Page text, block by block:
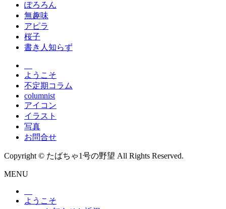
ぽろろん
無趣味
アピラ
桜子
書き人知らず
ようこそ
不定期コラム
columnist
アイコン
イラスト
写真
お問合せ
Copyright © たばちゃ1号の野望 All Rights Reserved.
MENU
ようこそ